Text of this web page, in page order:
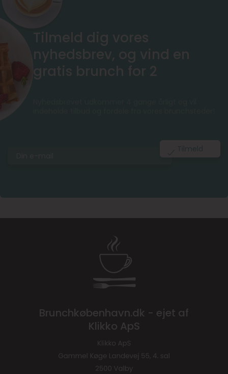
Brunchkøbenhavn.dk - ejet af
Klikko ApS